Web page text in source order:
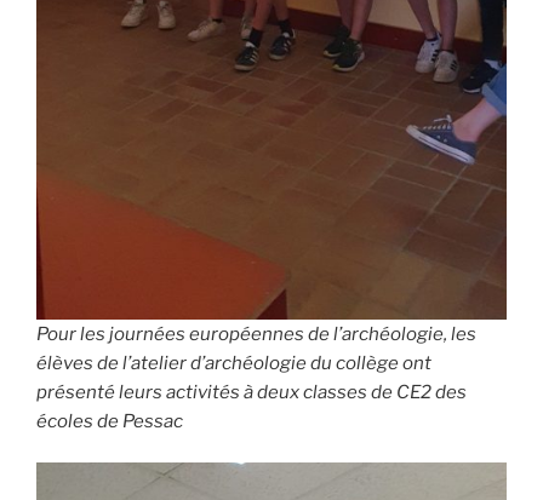
Pour les journées européennes de l’archéologie, les
élèves de l’atelier d’archéologie du collège ont
présenté leurs activités à deux classes de CE2 des
écoles de Pessac